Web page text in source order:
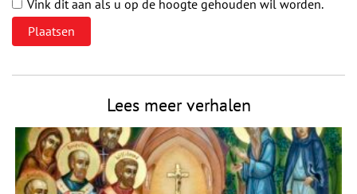
Vink dit aan als u op de hoogte gehouden wil worden.
Lees meer verhalen